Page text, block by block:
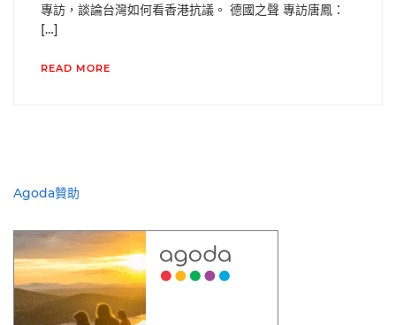
專訪，談論台灣如何看香港抗議。 德國之聲 專訪唐鳳：
[…]
READ MORE
Agoda贊助